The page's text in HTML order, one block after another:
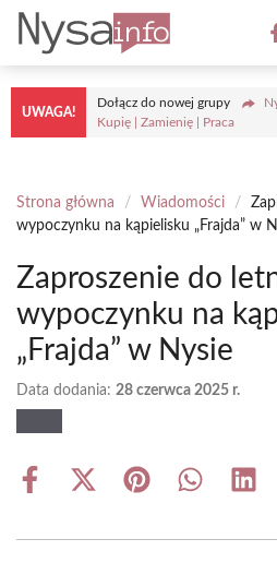
Przejdź
treści
UWAGA!
Dołącz do nowej grupy
Kupię | Zamienię | Praca
Strona główna / Wiadomości /
wypoczynku na kąpielisku „Frajda” w
Zaproszenie do
wypoczynku na
„Frajda” w Nysie
Data dodania: 28 czerwca 2025 r.
Share
Share
(Twitter)
Share Share